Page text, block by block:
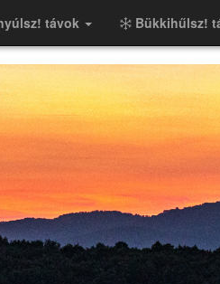
távok Bükkihűlsz!